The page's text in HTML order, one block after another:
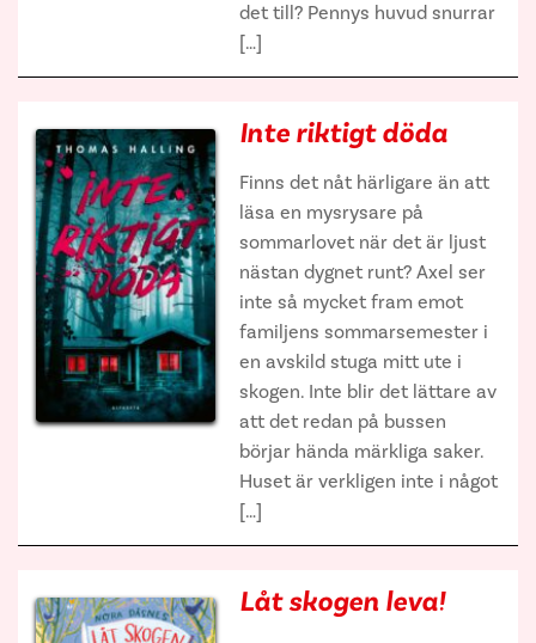
det till? Pennys huvud snurrar
[…]
Inte riktigt döda
Finns det nåt härligare än att
läsa en mysrysare på
sommarlovet när det är ljust
nästan dygnet runt? Axel ser
inte så mycket fram emot
familjens sommarsemester i
en avskild stuga mitt ute i
skogen. Inte blir det lättare av
att det redan på bussen
börjar hända märkliga saker.
Huset är verkligen inte i något
[…]
Låt skogen leva!